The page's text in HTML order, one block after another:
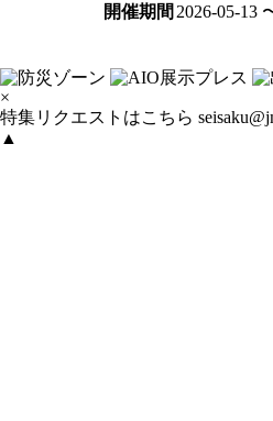
開催期間 2026-05-13
×
特集リクエストはこちら
▲